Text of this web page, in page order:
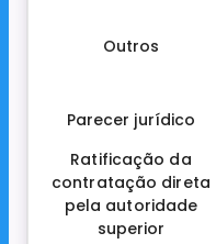
Outros
Parecer jurídico
Ratificação da
contratação direta
pela autoridade
superior